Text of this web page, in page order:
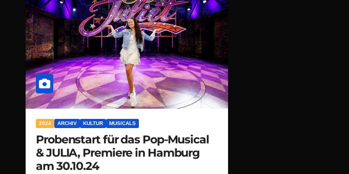
2024 ARCHIV KULTUR MUSICALS
Probenstart für das Pop-Musical
& JULIA, Premiere in Hamburg
am 30.10.24